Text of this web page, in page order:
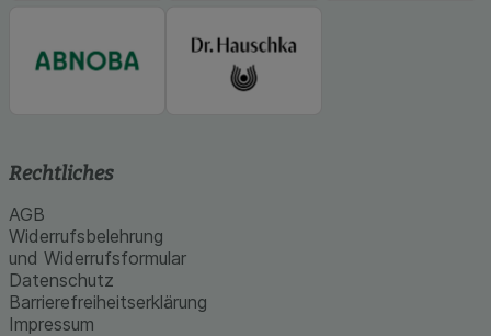
Rechtliches
AGB
Widerrufsbelehrung
und Widerrufsformular
Datenschutz
Barrierefreiheitserklärung
Impressum